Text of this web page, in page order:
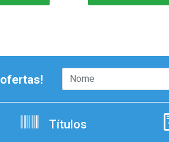
Títulos